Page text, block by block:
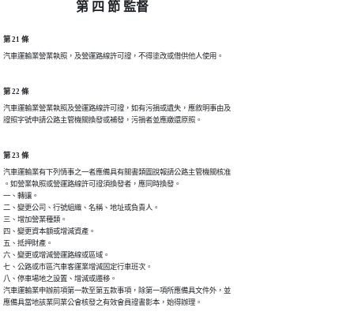
第 四 節 監督
第 21 條
汽車運輸業營業執照，及營運路線許可證，不得塗改或借供他人使用。
第 22 條
汽車運輸業營業執照及營運路線許可證，如有污損或遺失，應敘明事由及
證照字號申請公路主管機關換發或補發，污損者並應繳還原照。
第 23 條
汽車運輸業有下列情事之一者應備具有關書類圖說報請公路主管機關核准
。如營業執照或營運路線許可證須換發者，應同時換發。
一、轉讓。
二、變更公司、行號組織、名稱、地址或負責人。
三、增加營業種類。
四、變更資本額或增減資產。
五、抵押財產。
六、變更或增減營運路線或區域。
七、公路或市區汽車客運業增減固定行車班次。
八、停車場地之設置、增減或遷移。
汽車運輸業申辦前項第一款至第五款事項，除第一項所應備具文件外，並
應備具當地該業同業公會核發之有效會員證書影本，始得辦理。